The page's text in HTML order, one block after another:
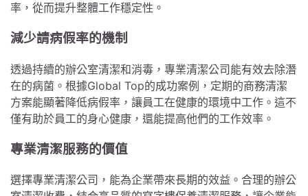
率，從而提升整體工作穩定性。
減少請病假率的機制
透過持續的辦公室清潔和消毒，專業清潔公司能有效去除潛
在的病菌。根據Global Top的成功案例，定期的商務清潔
方案能顯著降低病假率，讓員工在健康的環境中工作。這不
僅有助於員工的身心健康，還能提高他們的工作效率。
專業清潔服務的價值
選擇專業清潔公司，能為企業帶來長期的效益。合理的辦公